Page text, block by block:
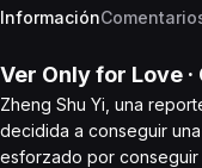
Información
Ver Only for Love
Zheng Shu Yi, una
decidida a conseguir
esforzado por conseguir